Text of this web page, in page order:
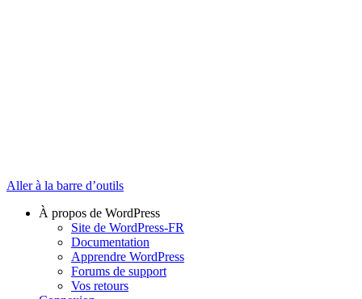
Aller à la barre d’outils
À propos de WordPress
Site de WordPress-FR
Documentation
Apprendre WordPress
Forums de support
Vos retours